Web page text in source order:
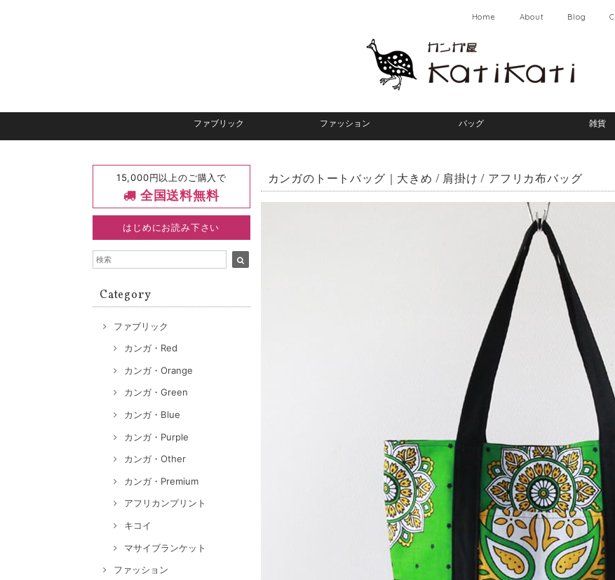
Home About Blog
ファブリック ファッション バッグ 雑貨
15,000円以上のご購入で
全国送料無料
はじめにお読み下さい
Category
ファブリック
カンガ・Red
カンガ・Orange
カンガ・Green
カンガ・Blue
カンガ・Purple
カンガ・Other
カンガ・Premium
アフリカンプリント
キコイ
マサイブランケット
ファッション
カンガのトートバッグ｜大きめ / 肩掛け / アフリカ布バッグ